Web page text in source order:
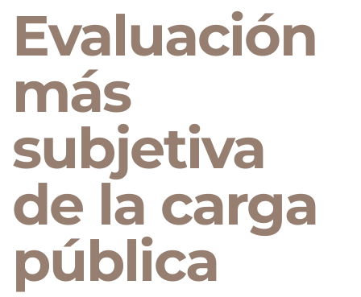
Evaluación
más
subjetiva
de la carga
pública